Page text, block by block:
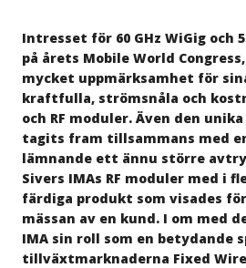
Intresset för 60 GHz WiGig och
på årets Mobile World
mycket uppmärksamhet för
kraftfulla, strömsnåla och
och RF moduler. Även den
tagits fram tillsammans med
lämnande ett ännu större
Sivers IMAs RF moduler med i
färdiga produkt som visades
mässan av en kund. I om med
IMA sin roll som en betydande
tillväxtmarknaderna Fixed